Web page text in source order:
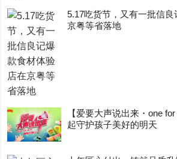
5.17吃货节，又有一批信
京粤等省落地
【爱要大声说出来・one
起守护孩子美好的明天